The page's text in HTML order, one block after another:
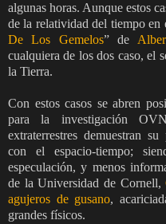
algunas horas. Aunque estos
de la relatividad del tiempo en
De Los Gemelos” de
cualquiera de los dos caso, el
la Tierra.
Con estos casos se abren
para la investigación
extraterrestres demuestran
con el espacio-tiempo;
especulación, y menos
de la Universidad de Cornell,
agujeros de gusano,
grandes físicos.